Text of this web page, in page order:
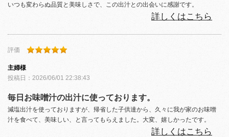
いつも変わらぬ品質と美味しさで、この出汁との出会いに感謝です。
詳しくはこちら
評価
主婦様
投稿日： 2026/06/01 22:38:43
毎日お味噌汁の出汁に使っております。
減塩出汁を使っておりますが、帰省した子供達から、久々に我が家のお味噌
汁を食べて、美味しい、と言ってもらえました。大変、嬉しかったです。
詳しくはこちら